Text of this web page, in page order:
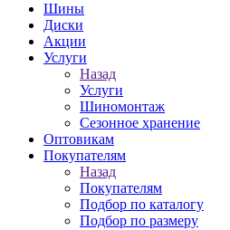
Шины
Диски
Акции
Услуги
Назад
Услуги
Шиномонтаж
Сезонное хранение
Оптовикам
Покупателям
Назад
Покупателям
Подбор по каталогу
Подбор по размеру